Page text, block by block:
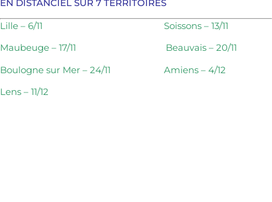
EN DISTANCIEL SUR 7 TERRITOIRES
Lille – 6/11 Soissons – 13/11
Maubeuge – 17/11 Beauvais – 20/11
Boulogne sur Mer – 24/11 Amiens – 4/12
Lens – 11/12